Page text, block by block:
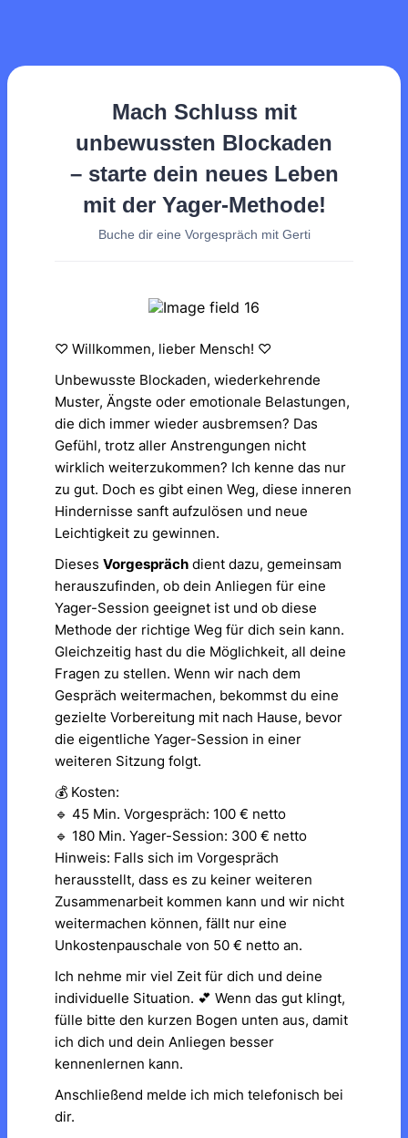
Mach Schluss mit
unbewussten Blockaden
– starte dein neues Leben
mit der Yager-Methode!
Buche dir eine Vorgespräch mit Gerti
♡ Willkommen, lieber Mensch! ♡
Unbewusste Blockaden, wiederkehrende
Muster, Ängste oder emotionale Belastungen,
die dich immer wieder ausbremsen? Das
Gefühl, trotz aller Anstrengungen nicht
wirklich weiterzukommen? Ich kenne das nur
zu gut. Doch es gibt einen Weg, diese inneren
Hindernisse sanft aufzulösen und neue
Leichtigkeit zu gewinnen.
Dieses Vorgespräch dient dazu, gemeinsam
herauszufinden, ob dein Anliegen für eine
Yager-Session geeignet ist und ob diese
Methode der richtige Weg für dich sein kann.
Gleichzeitig hast du die Möglichkeit, all deine
Fragen zu stellen. Wenn wir nach dem
Gespräch weitermachen, bekommst du eine
gezielte Vorbereitung mit nach Hause, bevor
die eigentliche Yager-Session in einer
weiteren Sitzung folgt.
💰 Kosten:
🔹 45 Min. Vorgespräch: 100 € netto
🔹 180 Min. Yager-Session: 300 € netto
Hinweis: Falls sich im Vorgespräch
herausstellt, dass es zu keiner weiteren
Zusammenarbeit kommen kann und wir nicht
weitermachen können, fällt nur eine
Unkostenpauschale von 50 € netto an.
Ich nehme mir viel Zeit für dich und deine
individuelle Situation. 💕 Wenn das gut klingt,
fülle bitte den kurzen Bogen unten aus, damit
ich dich und dein Anliegen besser
kennenlernen kann.
Anschließend melde ich mich telefonisch bei
dir.